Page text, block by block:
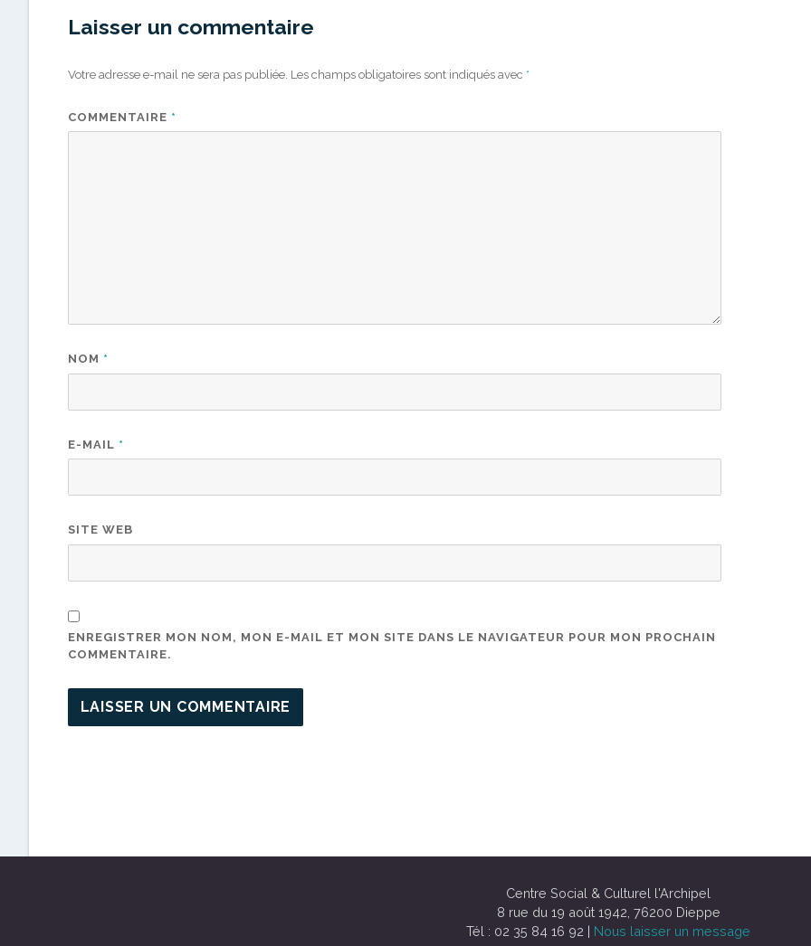
Laisser un commentaire
Votre adresse e-mail ne sera pas publiée. Les champs obligatoires sont indiqués avec *
COMMENTAIRE *
NOM *
E-MAIL *
SITE WEB
ENREGISTRER MON NOM, MON E-MAIL ET MON SITE DANS LE NAVIGATEUR POUR MON PROCHAIN
COMMENTAIRE.
Centre Social & Culturel l'Archipel
8 rue du 19 août 1942, 76200 Dieppe
Tél : 02 35 84 16 92 | Nous laisser un message